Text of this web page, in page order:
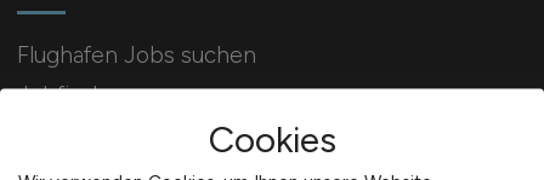
Flughafen Jobs suchen
Jobfinder
Arbeitnehmer Registrierung
Cookies